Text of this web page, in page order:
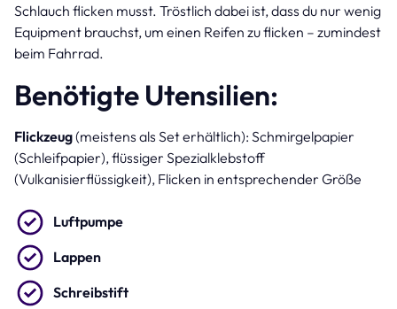
Schlauch flicken musst. Tröstlich dabei ist, dass du nur wenig
Equipment brauchst, um einen Reifen zu flicken – zumindest
beim Fahrrad.
Benötigte Utensilien:
Flickzeug(meistens als Set erhältlich): Schmirgelpapier
(Schleifpapier), flüssiger Spezialklebstoff
(Vulkanisierflüssigkeit), Flicken in entsprechender Größe
Luftpumpe
Lappen
Schreibstift